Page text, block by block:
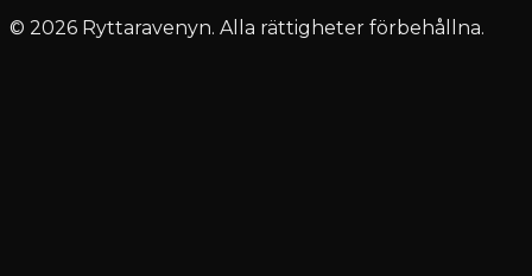
© 2026 Ryttaravenyn. Alla rättigheter förbehållna.